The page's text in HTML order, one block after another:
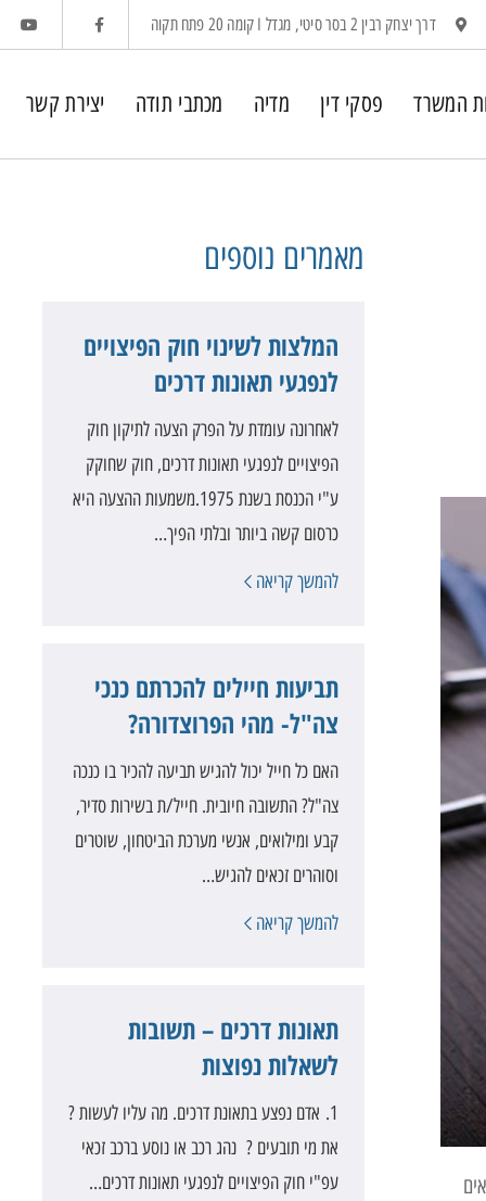
דרך יצחק רבין 2 בסר סיטי, מגדל I קומה 20 פתח תקוה
המשרד פסקי דין מדיה מכתבי תודה יצירת קשר
מאמרים נוספים
המלצות לשינוי חוק הפיצויים
לנפגעי תאונות דרכים
לאחרונה עומדת על הפרק הצעה לתיקון חוק
הפיצויים לנפגעי תאונות דרכים, חוק שחוקק
ע"י הכנסת בשנת 1975.משמעות ההצעה היא
כרסום קשה ביותר ובלתי הפיך…
להמשך קריאה
תביעות חיילים להכרתם כנכי
צה"ל- מהי הפרוצדורה?
האם כל חייל יכול להגיש תביעה להכיר בו כנכה
צה"ל? התשובה חיובית. חייל/ת בשירות סדיר,
קבע ומילואים, אנשי מערכת הביטחון, שוטרים
וסוהרים זכאים להגיש…
להמשך קריאה
תאונות דרכים – תשובות
לשאלות נפוצות
1. אדם נפצע בתאונת דרכים. מה עליו לעשות ?
את מי תובעים ? נהג רכב או נוסע ברכב זכאי
עפ"י חוק הפיצויים לנפגעי תאונות דרכים…